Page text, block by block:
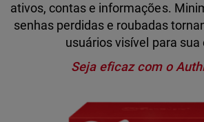
ativos, contas e informações.
senhas perdidas e roubadas
usuários visível para sua
Seja eficaz com o